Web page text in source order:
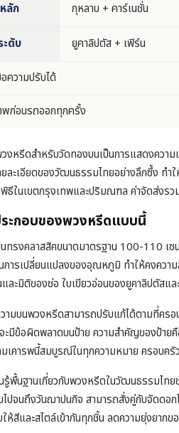
ลัก กุหลาบ + คาร์เนชั่น
ะดับ ยูคาลิปตัส + เฟิร์น
ความปรับได้
พก่อนรถออกทุกครั้ง
งหรีดสำหรับวัดทองบนเป็นการแสดงควา
ยละเอียดของวัฒนธรรมไทยอย่างลึกซึ้ง ท
ธีในเขตกรุงเทพและปริมณฑล ค่าจัดส่งร
ะกอบของพวงหรีดแบบนี้
ทรงคลาสสิคขนาดมาตรฐาน 100-110 เ
ารเปลี่ยนแปลงของอุณหภูมิ ทำให้คงควา
ละมิติของช่อ ใบเขียวอ่อนของยูคาลิปตัสแ
ามบนพวงหรีดสามารถปรับแก้ได้ตามที่คร
ะมีข้อผิดพลาดบนป้าย ความสำคัญของป้าย
เคารพนี้สมบูรณ์ในทุกความหมาย ครอบครั
รู้พื้นฐานเกี่ยวกับพวงหรีดในวัฒนธรรมไทย
ปจนถึงวันฌาปนกิจ สามารถสั่งคู่กับจัดดอ
ห้สีและสไตล์เข้ากันทุกชิ้น ลดความยุ่งยากข